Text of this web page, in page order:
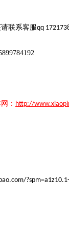
联系客服qq
网： http://